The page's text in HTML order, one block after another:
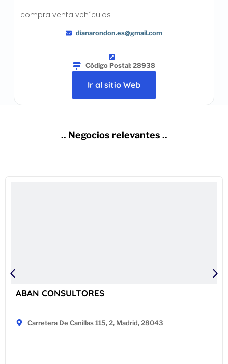
compra venta vehículos
dianarondon.es@gmail.com
Código Postal: 28938
Ir al sitio Web
.. Negocios relevantes ..
ABAN CONSULTORES
Carretera De Canillas 115, 2, Madrid, 28043